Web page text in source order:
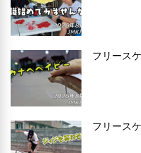
フリース
フリース